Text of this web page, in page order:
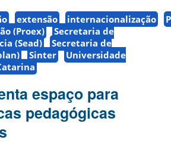
extensão internacionalização
(Proex)
Secretaria de
(Sead)
Secretaria de
Sinter
Universidade
espaço para
pedagógicas